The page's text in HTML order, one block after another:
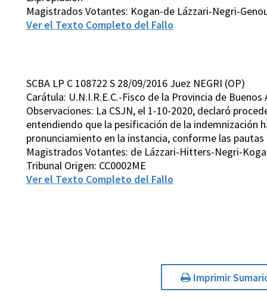
Magistrados Votantes: Kogan-de Lázzari-Negri-
Ver el Texto Completo del Fallo
SCBA LP C 108722 S 28/09/2016 Juez NEGRI (OP)
Carátula: U.N.I.R.E.C.-Fisco de la Provincia de
Observaciones: La CSJN, el 1-10-2020, declaró
entendiendo que la pesificación de la indemnización
pronunciamiento en la instancia, conforme las pautas
Magistrados Votantes: de Lázzari-Hitters-Negri-
Tribunal Origen: CC0002ME
Ver el Texto Completo del Fallo
Imprimir